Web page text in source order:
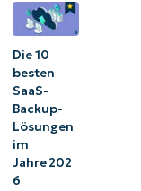
Die 10
besten
SaaS-
Backup-
Lösungen
im
Jahre 202
6